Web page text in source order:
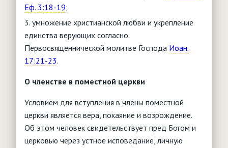
Еф. 3:18-19;
умножение христианской любви и укрепление
единства верующих согласно
Первосвященнической молитве Господа Иоан.
17:21-23.
О членстве в поместной церкви
Условием для вступления в члены поместной
церкви является вера, покаяние и возрождение.
Об этом человек свидетельствует пред Богом и
церковью через устное исповедание, личную